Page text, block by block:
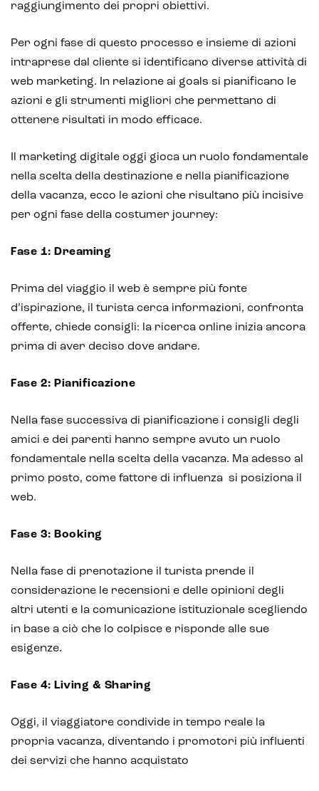
Sistemi di loyalty
Hubspot
Lead generation e nurturing
Customer segmentation
raggiungimento dei propri obiettivi.
Per ogni fase di questo processo e insieme di azioni
intraprese dal cliente si identificano diverse attività di
web marketing. In relazione ai goals si pianificano le
azioni e gli strumenti migliori che permettano di
ottenere risultati in modo efficace.
Il marketing digitale oggi gioca un ruolo fondamentale
nella scelta della destinazione e nella pianificazione
della vacanza, ecco le azioni che risultano più incisive
per ogni fase della costumer journey:
Fase 1: Dreaming
Prima del viaggio il web è sempre più fonte
d’ispirazione, il turista cerca informazioni, confronta
offerte, chiede consigli: la ricerca online inizia ancora
prima di aver deciso dove andare.
Fase 2: Pianificazione
Nella fase successiva di pianificazione i consigli degli
amici e dei parenti hanno sempre avuto un ruolo
fondamentale nella scelta della vacanza. Ma adesso al
primo posto, come fattore di influenza si posiziona il
web.
Fase 3: Booking
Nella fase di prenotazione il turista prende il
considerazione le recensioni e delle opinioni degli
altri utenti e la comunicazione istituzionale scegliendo
in base a ciò che lo colpisce e risponde alle sue
esigenze.
Fase 4: Living & Sharing
Oggi, il viaggiatore condivide in tempo reale la
propria vacanza, diventando i promotori più influenti
dei servizi che hanno acquistato